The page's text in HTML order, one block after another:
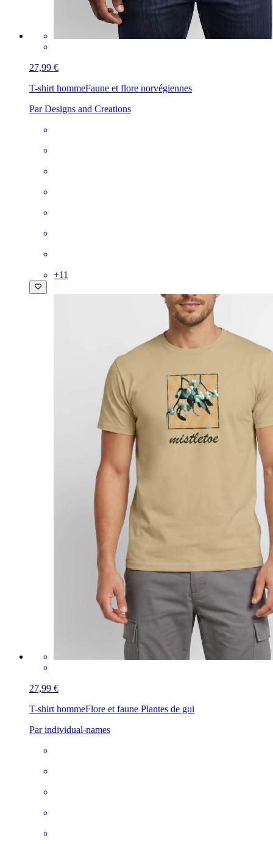
27,99 €
T-shirt hommeFaune et flore norvégiennes
Par Designs and Creations
+11
27,99 €
T-shirt hommeFlore et faune Plantes de gui
Par individual-names